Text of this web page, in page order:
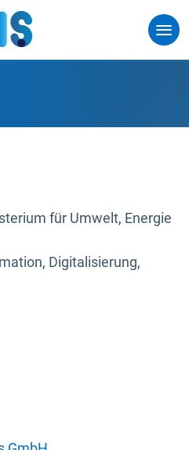
für Umwelt, Energie
Digitalisierung,